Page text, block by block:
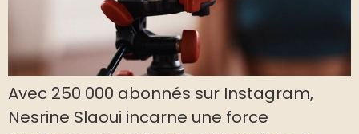
Avec 250 000 abonnés sur Instagram,
Nesrine Slaoui incarne une force